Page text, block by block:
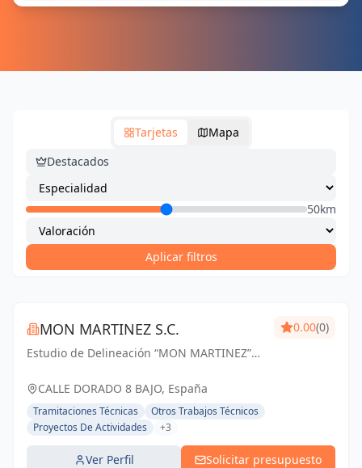
Tarjetas
Mapa
Destacados
50km
Aplicar filtros
MON MARTINEZ S.C.
Estudio de Delineación “MON MARTINEZ”
de 25 años de experiencia. Entendemos
nuestro trabajo, como parte importante de
un trabajo...
0.00(0)
CALLE DORADO 8 BAJO, España
Tramitaciones Técnicas
Otros Trabajos Técnicos
Proyectos De Actividades
+3
Ver Perfil Solicitar presupuesto